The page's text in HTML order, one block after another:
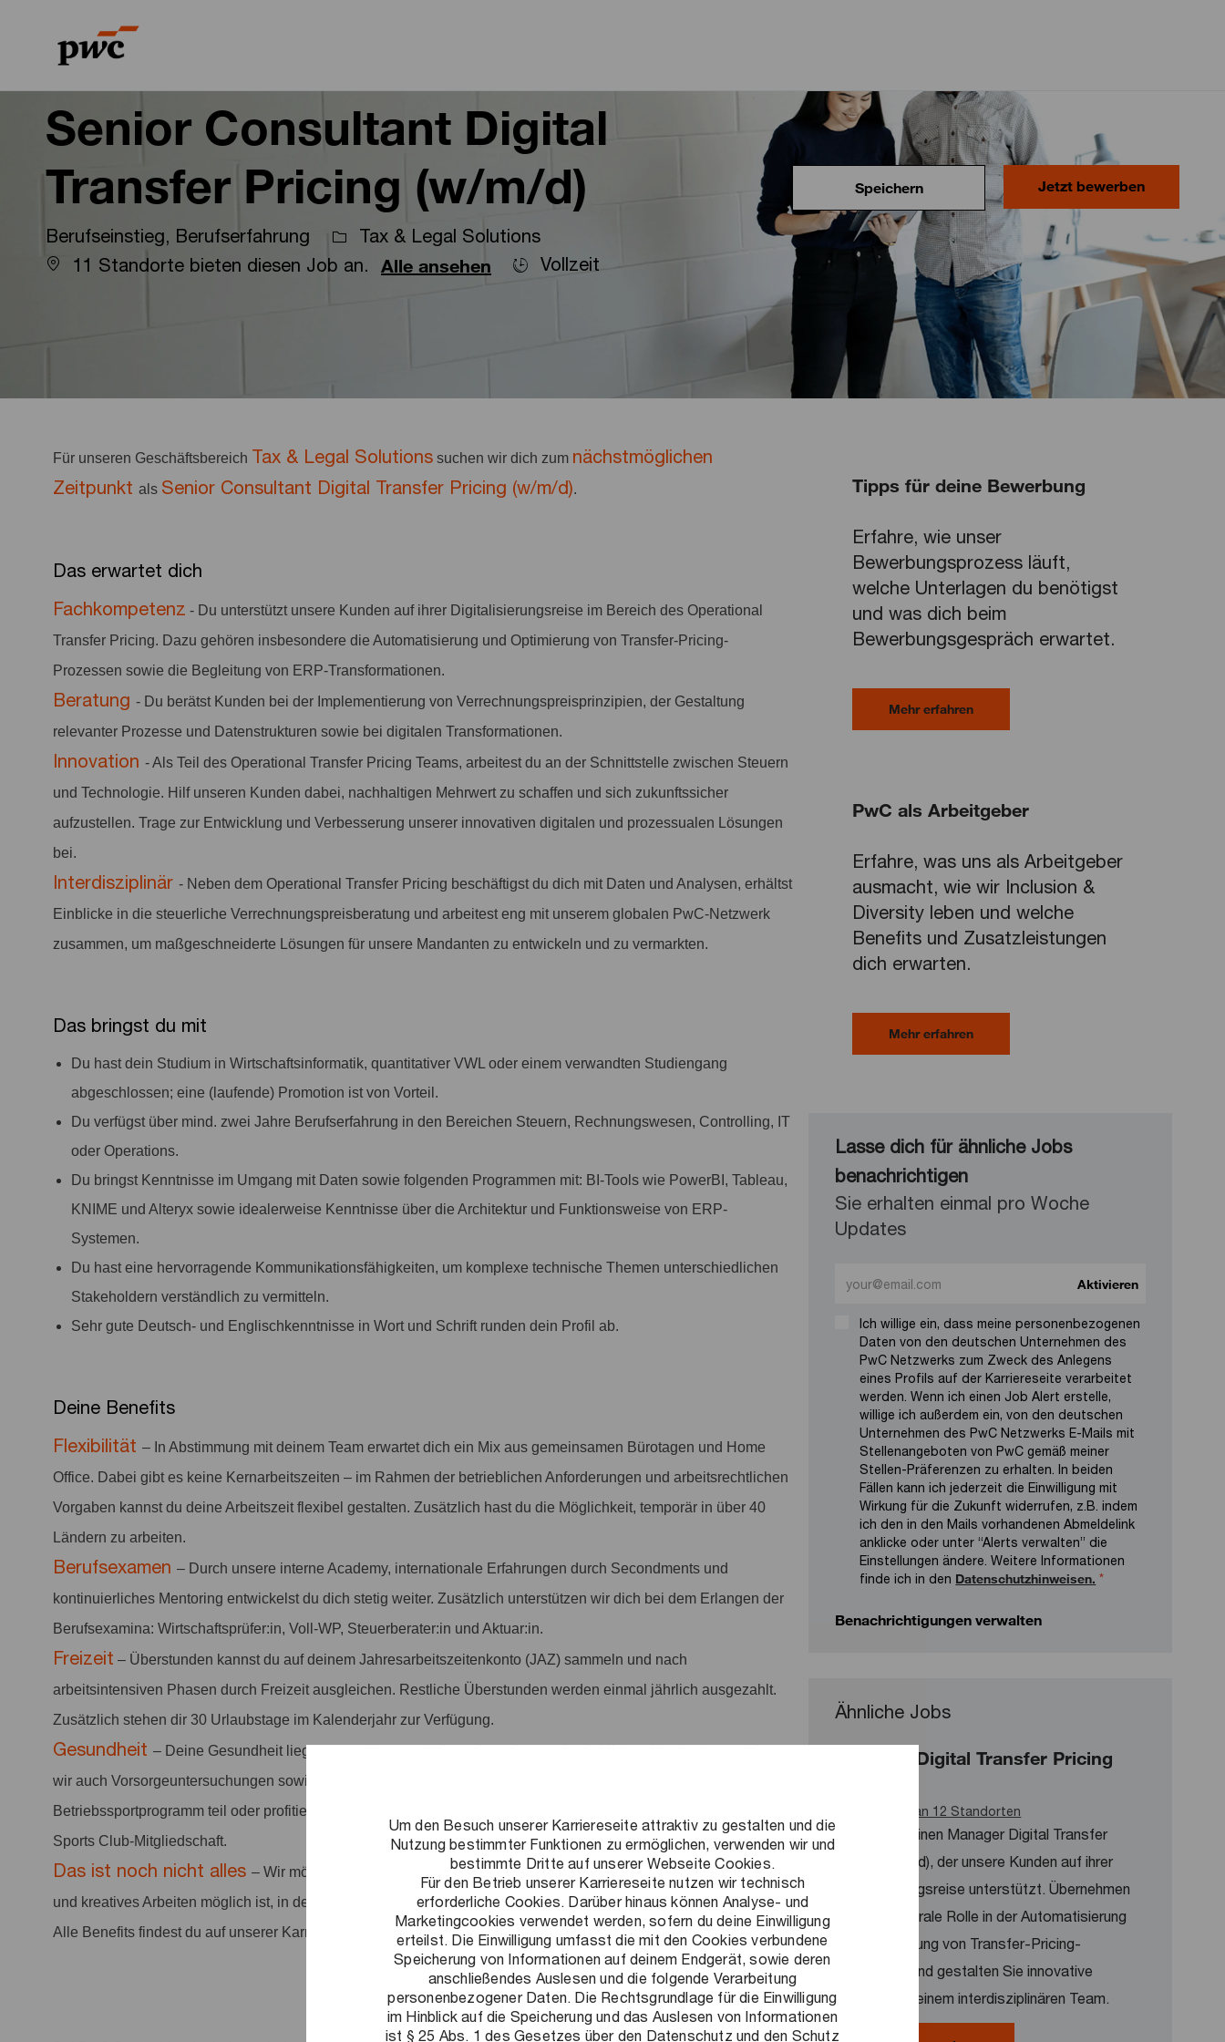
Um den Besuch unserer Karriereseite attraktiv zu gestalten und die
Nutzung bestimmter Funktionen zu ermöglichen, verwenden wir und
bestimmte Dritte auf unserer Webseite Cookies.
Für den Betrieb unserer Karriereseite nutzen wir technisch
erforderliche Cookies. Darüber hinaus können Analyse- und
Marketingcookies verwendet werden, sofern du deine Einwilligung
erteilst. Die Einwilligung umfasst die mit den Cookies verbundene
Speicherung von Informationen auf deinem Endgerät, sowie deren
anschließendes Auslesen und die folgende Verarbeitung
personenbezogener Daten. Die Rechtsgrundlage für die Einwilligung
im Hinblick auf die Speicherung und das Auslesen von Informationen
ist § 25 Abs. 1 des Gesetzes über den Datenschutz und den Schutz
Senior Consultant Digital
Transfer Pricing (w/m/d)
Berufseinstieg, Berufserfahrung
Tax & Legal Solutions
11 Standorte bieten diesen Job an.
Alle ansehen Vollzeit
Speichern Jetzt bewerben
Für unseren Geschäftsbereich Tax & Legal Solutions suchen wir dich zum nächstmöglichen
Zeitpunkt als Senior Consultant Digital Transfer Pricing (w/m/d).
Das erwartet dich
Fachkompetenz - Du unterstützt unsere Kunden auf ihrer Digitalisierungsreise im Bereich des Operational
Transfer Pricing. Dazu gehören insbesondere die Automatisierung und Optimierung von Transfer-Pricing-
Prozessen sowie die Begleitung von ERP-Transformationen.
Beratung - Du berätst Kunden bei der Implementierung von Verrechnungspreisprinzipien, der Gestaltung
relevanter Prozesse und Datenstrukturen sowie bei digitalen Transformationen.
Innovation - Als Teil des Operational Transfer Pricing Teams, arbeitest du an der Schnittstelle zwischen Steuern
und Technologie. Hilf unseren Kunden dabei, nachhaltigen Mehrwert zu schaffen und sich zukunftssicher
aufzustellen. Trage zur Entwicklung und Verbesserung unserer innovativen digitalen und prozessualen Lösungen
bei.
Interdisziplinär - Neben dem Operational Transfer Pricing beschäftigst du dich mit Daten und Analysen, erhältst
Einblicke in die steuerliche Verrechnungspreisberatung und arbeitest eng mit unserem globalen PwC-Netzwerk
zusammen, um maßgeschneiderte Lösungen für unsere Mandanten zu entwickeln und zu vermarkten.
Das bringst du mit
Du hast dein Studium in Wirtschaftsinformatik, quantitativer VWL oder einem verwandten Studiengang
abgeschlossen; eine (laufende) Promotion ist von Vorteil.
Du verfügst über mind. zwei Jahre Berufserfahrung in den Bereichen Steuern, Rechnungswesen, Controlling, IT
oder Operations.
Du bringst Kenntnisse im Umgang mit Daten sowie folgenden Programmen mit: BI-Tools wie PowerBI, Tableau,
KNIME und Alteryx sowie idealerweise Kenntnisse über die Architektur und Funktionsweise von ERP-
Systemen.
Du hast eine hervorragende Kommunikationsfähigkeiten, um komplexe technische Themen unterschiedlichen
Stakeholdern verständlich zu vermitteln.
Sehr gute Deutsch- und Englischkenntnisse in Wort und Schrift runden dein Profil ab.
Deine Benefits
Flexibilität – In Abstimmung mit deinem Team erwartet dich ein Mix aus gemeinsamen Bürotagen und Home
Office. Dabei gibt es keine Kernarbeitszeiten – im Rahmen der betrieblichen Anforderungen und arbeitsrechtlichen
Vorgaben kannst du deine Arbeitszeit flexibel gestalten. Zusätzlich hast du die Möglichkeit, temporär in über 40
Ländern zu arbeiten.
Berufsexamen – Durch unsere interne Academy, internationale Erfahrungen durch Secondments und
kontinuierliches Mentoring entwickelst du dich stetig weiter. Zusätzlich unterstützen wir dich bei dem Erlangen der
Berufsexamina: Wirtschaftsprüfer:in, Voll-WP, Steuerberater:in und Aktuar:in.
Freizeit – Überstunden kannst du auf deinem Jahresarbeitszeitenkonto (JAZ) sammeln und nach
arbeitsintensiven Phasen durch Freizeit ausgleichen. Restliche Überstunden werden einmal jährlich ausgezahlt.
Zusätzlich stehen dir 30 Urlaubstage im Kalenderjahr zur Verfügung.
Gesundheit – Deine Gesundheit liegt uns am Herzen: Neben einer eigenen betrieblichen Krankenkasse bieten
wir auch Vorsorgeuntersuchungen sowie Sportangebote an. Nimm an unserem kostenlosen
Betriebssportprogramm teil oder profitiere von vergünstigten Beiträgen in diversen Fitnessstudios oder einer Urban
Sports Club-Mitgliedschaft.
Das ist noch nicht alles – Wir möchten ein positives Arbeitsumfeld schaffen: Ein Umfeld, in dem flexibles
und kreatives Arbeiten möglich ist, in dem Arbeit anerkannt und Leistung honoriert wird und auf das wir stolz sind.
Alle Benefits findest du auf unserer Karriereseite.
Tipps für deine Bewerbung
Erfahre, wie unser
Bewerbungsprozess läuft,
welche Unterlagen du benötigst
und was dich beim
Bewerbungsgespräch erwartet.
Mehr erfahren
PwC als Arbeitgeber
Erfahre, was uns als Arbeitgeber
ausmacht, wie wir Inclusion &
Diversity leben und welche
Benefits und Zusatzleistungen
dich erwarten.
Mehr erfahren
Lasse dich für ähnliche Jobs
benachrichtigen
Sie erhalten einmal pro Woche
Updates
Ich willige ein, dass meine personenbezogenen
Daten von den deutschen Unternehmen des
PwC Netzwerks zum Zweck des Anlegens
eines Profils auf der Karriereseite verarbeitet
werden. Wenn ich einen Job Alert erstelle,
willige ich außerdem ein, von den deutschen
Unternehmen des PwC Netzwerks E-Mails mit
Stellenangeboten von PwC gemäß meiner
Stellen-Präferenzen zu erhalten. In beiden
Fällen kann ich jederzeit die Einwilligung mit
Wirkung für die Zukunft widerrufen, z.B. indem
ich den in den Mails vorhandenen Abmeldelink
anklicke oder unter “Alerts verwalten” die
Einstellungen ändere. Weitere Informationen
finde ich in den Datenschutzhinweisen. *
Aktivieren
Benachrichtigungen verwalten
Ähnliche Jobs
Manager Digital Transfer Pricing
Verfügbar an 12 Standorten
Wir suchen einen Manager Digital Transfer
Pricing (w/m/d), der unsere Kunden auf ihrer
Digitalisierungsreise unterstützt. Übernehmen
Sie eine zentrale Rolle in der Automatisierung
und Optimierung von Transfer-Pricing-
Prozessen und gestalten Sie innovative
Lösungen in einem interdisziplinären Team.